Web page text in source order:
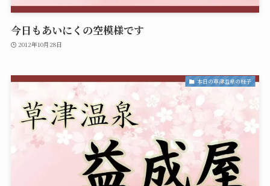
今日もあいにくの空模様です
2012年10月28日
本日の草津温泉の様子